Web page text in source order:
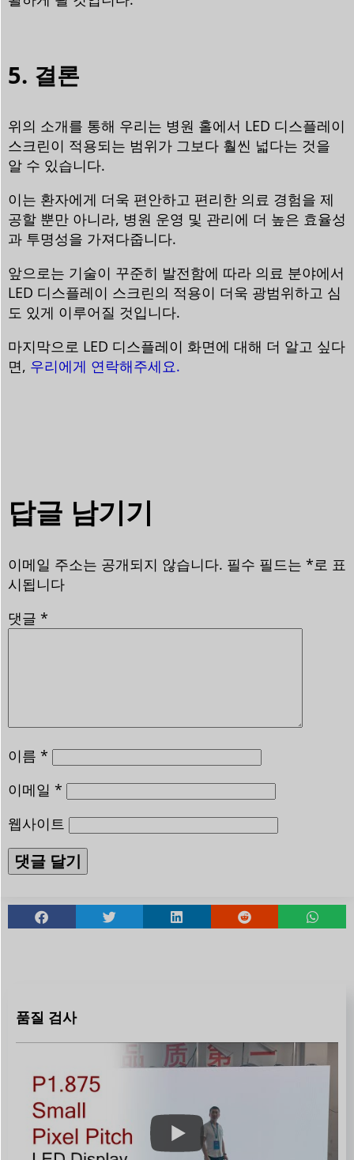
5. 결론
위의 소개를 통해 우리는 병원 홀에서 LED 디스플레이
스크린이 적용되는 범위가 그보다 훨씬 넓다는 것을
알 수 있습니다.
이는 환자에게 더욱 편안하고 편리한 의료 경험을 제
공할 뿐만 아니라, 병원 운영 및 관리에 더 높은 효율성
과 투명성을 가져다줍니다.
앞으로는 기술이 꾸준히 발전함에 따라 의료 분야에서
LED 디스플레이 스크린의 적용이 더욱 광범위하고 심
도 있게 이루어질 것입니다.
마지막으로 LED 디스플레이 화면에 대해 더 알고 싶다
면, 우리에게 연락해주세요.
답글 남기기
이메일 주소는 공개되지 않습니다. 필수 필드는 *로 표
시됩니다
댓글 *
이름 *
이메일 *
웹사이트
품질 검사